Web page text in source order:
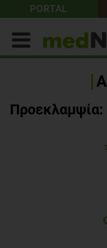
PORTAL
Προεκλαμψία: